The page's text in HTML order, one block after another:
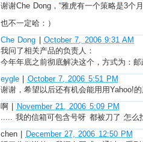
谢谢Che Dong，“雅虎有一个策略是3个
也不一定哈：）
Che Dong | October 7, 2006 9:31 AM
我问了相关产品的负责人：
今年年底之前彻底解决这个，方式为：
eygle | October 7, 2006 5:51 PM
谢谢，希望以后还有机会能用用Yahoo!的
啊 | November 21, 2006 5:09 PM
..... 我的信箱可包含号呀 都被刀了 怎
chen | December 27, 2006 12:50 PM